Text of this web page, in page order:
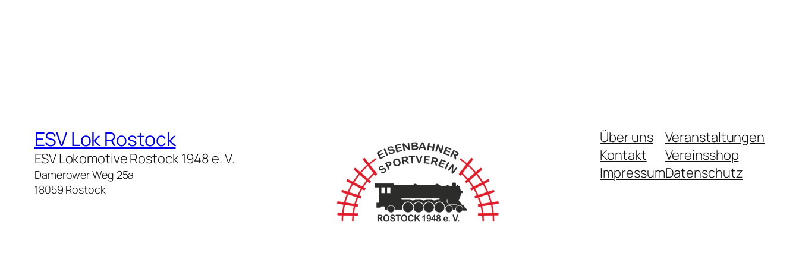
ESV Lok Rostock
ESV Lokomotive Rostock 1948 e. V.
Damerower Weg 25a
18059 Rostock
Über uns
Kontakt
Impressum
Veranstaltungen
Vereinsshop
Datenschutz­